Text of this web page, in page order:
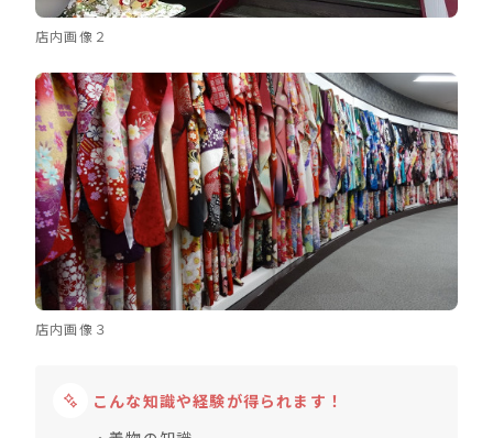
店内画像２
店内画像３
こんな知識や経験が得られます！